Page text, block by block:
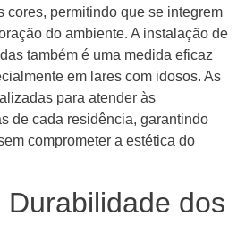
cores, permitindo que se integrem
do ambiente. A instalação de
também é uma medida eficaz
em lares com idosos. As
para atender às
de cada residência, garantindo
comprometer a estética do
dos